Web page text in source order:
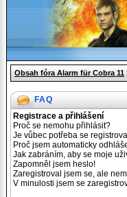
Obsah fóra Alarm für Cobra 11
FAQ
Registrace a přihlášení
Proč se nemohu přihlásit?
Je vůbec potřeba se
Proč jsem automaticky
Jak zabráním, aby se moje
Zapomněl jsem heslo!
Zaregistroval jsem se, ale
V minulosti jsem se